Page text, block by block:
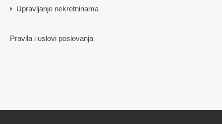
Upravljanje nekretninama
Pravila i uslovi poslovanja